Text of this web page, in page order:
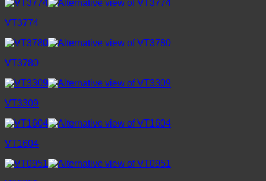
VT3774
VT3780
VT3309
VT1604